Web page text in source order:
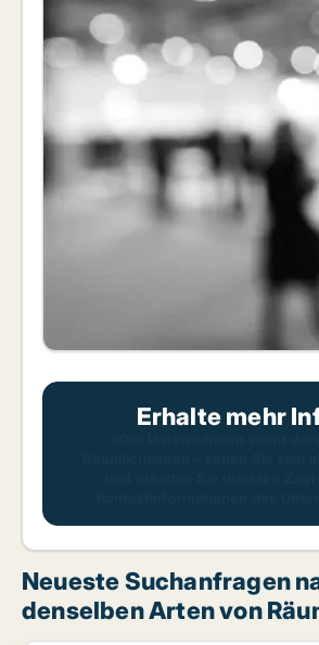
Erhalte mehr
Neueste Suchanfragen
denselben Arten von